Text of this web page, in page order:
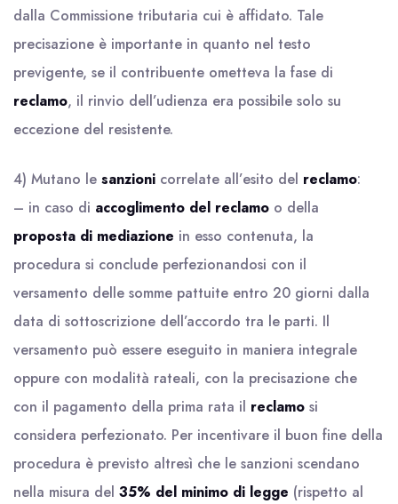
dalla Commissione tributaria cui è affidato. Tale
precisazione è importante in quanto nel testo
previgente, se il contribuente ometteva la fase di
reclamo, il rinvio dell’udienza era possibile solo su
eccezione del resistente.
4) Mutano le sanzioni correlate all’esito del reclamo:
– in caso di accoglimento del reclamo o della
proposta di mediazione in esso contenuta, la
procedura si conclude perfezionandosi con il
versamento delle somme pattuite entro 20 giorni dalla
data di sottoscrizione dell’accordo tra le parti. Il
versamento può essere eseguito in maniera integrale
oppure con modalità rateali, con la precisazione che
con il pagamento della prima rata il reclamo si
considera perfezionato. Per incentivare il buon fine della
procedura è previsto altresì che le sanzioni scendano
nella misura del 35% del minimo di legge (rispetto al